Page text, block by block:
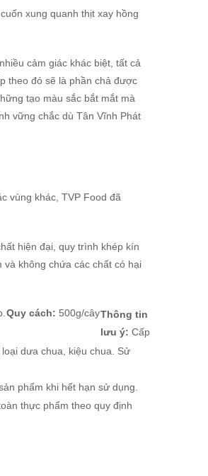
xung quanh thịt xay hồng
cảm giác khác biệt, tất cả
theo đó sẽ là phần chả được
tạo màu sắc bắt mắt mà
vững chắc dù Tân Vĩnh Phát
vùng khác, TVP Food đã
hiện đại, quy trình khép kín
không chứa các chất có hại
Quy cách: 500g/cây
dưa chua, kiệu chua. Sử
thực phẩm theo quy định
Thông tin
lưu ý: Cấp
phẩm khi hết hạn sử dụng.